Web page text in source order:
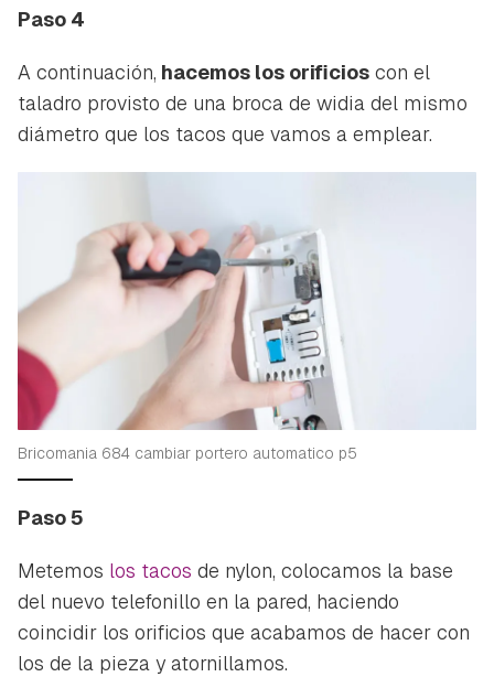
Para poder guardar como favorito, primero has de
iniciar sesión con tu cuenta de Hogarmanía.
INICIAR SESIÓN
Paso 4
A continuación, hacemos los orificios con el
taladro provisto de una broca de widia del mismo
diámetro que los tacos que vamos a emplear.
Bricomania 684 cambiar portero automatico p5
Paso 5
Metemos los tacos de nylon, colocamos la base
del nuevo telefonillo en la pared, haciendo
coincidir los orificios que acabamos de hacer con
los de la pieza y atornillamos.
Gracias por suscribirte a nuestro boletín.
ACEPTAR